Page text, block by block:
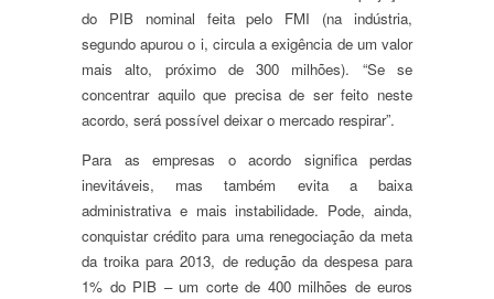
do PIB nominal feita pelo FMI (na indústria,
segundo apurou o i, circula a exigência de um valor
mais alto, próximo de 300 milhões). “Se se
concentrar aquilo que precisa de ser feito neste
acordo, será possível deixar o mercado respirar”.
Para as empresas o acordo significa perdas
inevitáveis, mas também evita a baixa
administrativa e mais instabilidade. Pode, ainda,
conquistar crédito para uma renegociação da meta
da troika para 2013, de redução da despesa para
1% do PIB – um corte de 400 milhões de euros